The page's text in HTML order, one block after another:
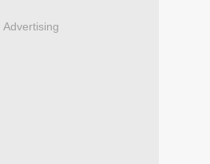
Advertising